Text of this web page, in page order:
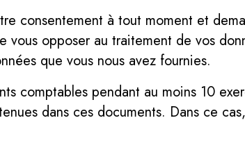
consentement à tout moment et
opposer au traitement de vos
que vous nous avez fournies.
comptables pendant au moins 10
dans ces documents. Dans ce